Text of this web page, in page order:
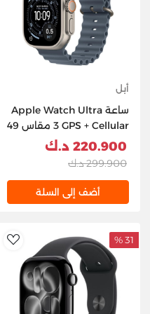
أبل
ساعة Apple Watch Ultra
3 GPS + Cellular مقاس 49
مم، هيكل من التيتانيوم
220.900 د.ك
299.900 د.ك
أضف إلى السلة
31 %